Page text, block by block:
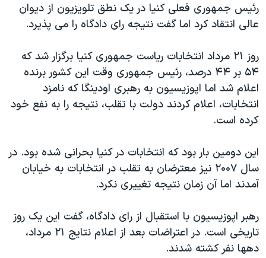
سفر پرزیدنت ترامپ به چین
رئیس جمهوری فعلی کنیا در یک نطق تلویزیون از دیوان
عالی انتقاد کرد اما گفت نتیجه رای دادگاه را می پذیرد.
روز ۲۱ مرداد انتخابات ریاست جمهوری کنیا برگزار شد که
۵۴ بر ۴۴ درصد، رئیس جمهوری وقت این کشور برنده
اعلام شد اما اپوزیسیون به رهبری اودینگا که نامزد
انتخابات، اعلام کردند دولت با تقلب، نتیجه را به نفع خود
کرده است.
این دومین بار بود که انتخابات در کنیا بحرانی شده بود. در
سال ۲۰۰۷ نیز معترضان به تقلب در انتخابات به خیابان
آمدند اما آن زمان نتیجه تغییری نکرد.
رهبر اپوزیسیون با استقبال از رای دادگاه، گفت این یک روز
تاریخی است. در اعتراضات بعد از اعلام نتایج ۲۱ مرداد،
دهها نفر کشته شدند.